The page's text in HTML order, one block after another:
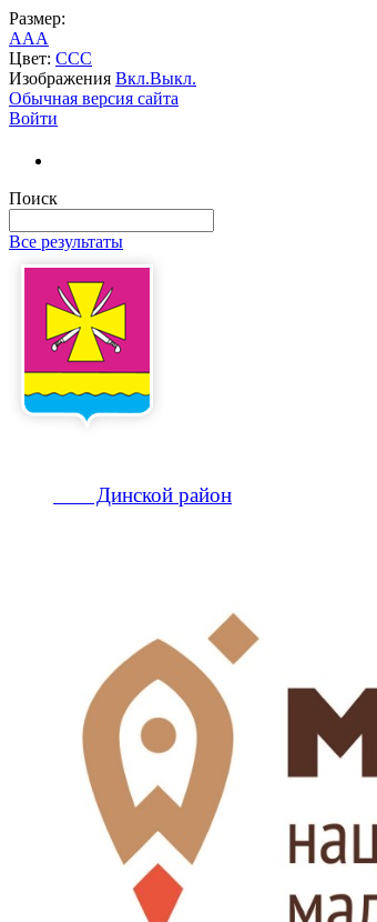
Размер:
AAA
Цвет: CCC
Изображения Вкл.Выкл.
Обычная версия сайта
Войти
Поиск
Все результаты
Динской район